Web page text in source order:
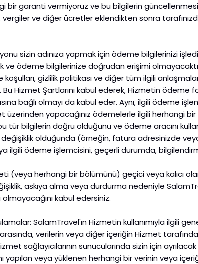
garanti vermiyoruz ve bu bilgilerin güncellenmesi
ve diğer ücretler eklendikten sonra
sizin adınıza yapmak için ödeme bilgilerinizi
ödeme bilgilerinize doğrudan erişimi
gizlilik politikası ve diğer tüm ilgili
Hizmet Şartlarını kabul ederek, Hizmetin ödeme
bağlı olmayı da kabul eder. Aynı, ilgili ödeme
üzerinden yapacağınız ödemelerle ilgili herhangi
tür bilgilerin doğru olduğunu ve ödeme aracını
olduğunda (örneğin, fatura adresinizde
ilgili ödeme işlemcisini, geçerli durumda,
(veya herhangi bir bölümünü) geçici veya kalıcı
askıya alma veya durdurma nedeniyle
kabul edersiniz.
SalamTravel'ın Hizmetin kullanımıyla ilgili
verilerin veya diğer içeriğin Hizmet
sağlayıcılarının sunucularında sizin için
yapılan veya yüklenen herhangi bir verinin veya